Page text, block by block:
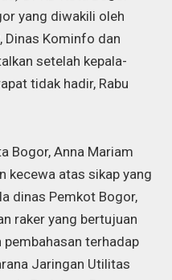
yang diwakili oleh
Dinas Kominfo dan
setelah kepala-
tidak hadir, Rabu
Bogor, Anna Mariam
kecewa atas sikap yang
dinas Pemkot Bogor,
raker yang bertujuan
terhadap
Jaringan Utilitas